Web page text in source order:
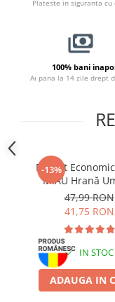
Plateste in siguranta cu
100% bani
Ai pana la 14 zile drept
-13%
Pachet
MIAU Hrană
Pisică Adult,
sos, 24x100g
47,99 RON
41,75 RON
IN STOC
ADAUGA IN